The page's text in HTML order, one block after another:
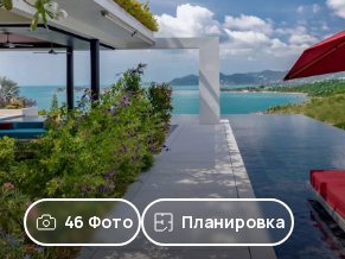
46 Фото Планировка